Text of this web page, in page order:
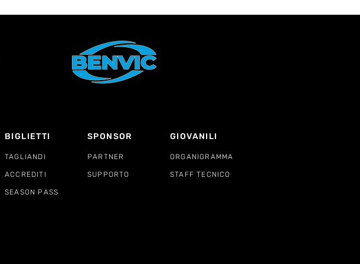
BIGLIETTI SPONSOR
TAGLIANDI PARTNER
ACCREDITI SUPPORTO
SEASON PASS
GIOVANILI
ORGANIGRAMMA
STAFF TECNICO